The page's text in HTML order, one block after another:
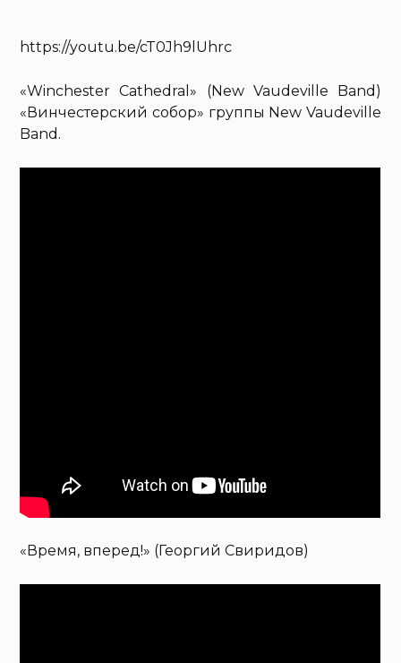
https://youtu.be/cT0Jh9lUhrc
«Winchester Cathedral» (New Vaudeville Band)
«Винчестерский собор» группы New Vaudeville
Band.
«Время, вперед!» (Георгий Свиридов)